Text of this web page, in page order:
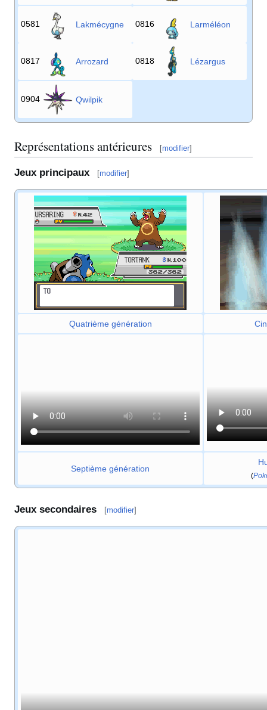
0581 Lakmécygne 0816 Larméléon
0817 Arrozard 0818 Lézargus
0904 Qwilpik
Représentations antérieures [modifier]
Jeux principaux [modifier]
Quatrième génération
Septième génération
(
Jeux secondaires [modifier]